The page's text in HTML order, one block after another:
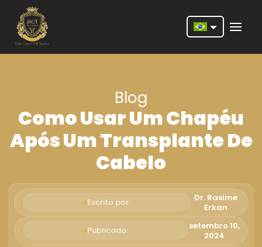
Deutsch
Português
Türkçe
Italiano
Română
Blog
Como Usar Um Chapéu
Após Um Transplante De
Cabelo
Escrito por:
Dr. Rasime
Erkan
Publicado:
setembro 10,
2024